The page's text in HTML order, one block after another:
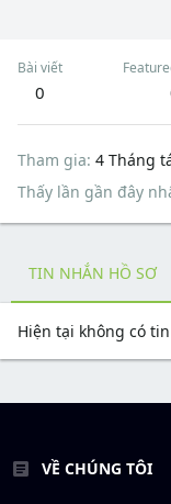
Bài viết
0
Tham gia 4 Tháng
Thấy lần gần đây
TIN NHẮN HỒ SƠ
Hiện tại không có
VỀ CHÚNG TÔI